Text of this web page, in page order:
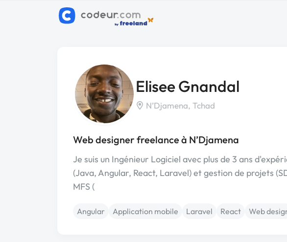
Elisee Gnandal
N’Djamena, Tchad
Web designer freelance à N’Djamena
Je suis un Ingénieur Logiciel avec plus de 3 ans
(Java, Angular, React, Laravel) et gestion de projets
MFS (
Angular Application mobile Laravel React Web